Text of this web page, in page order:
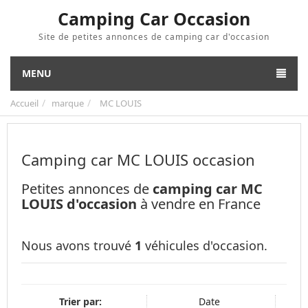
Camping Car Occasion
Site de petites annonces de camping car d'occasion
MENU
Accueil marque MC LOUIS
Camping car MC LOUIS occasion
Petites annonces de camping car MC
LOUIS d'occasion à vendre en France
Nous avons trouvé 1 véhicules d'occasion.
Trier par: Date